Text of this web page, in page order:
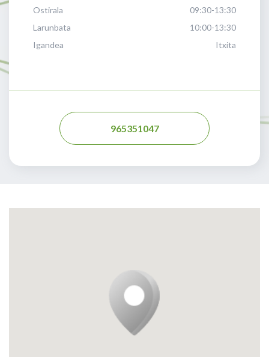
Ostirala
09:30-13:30
Larunbata
10:00-13:30
Igandea
Itxita
965351047